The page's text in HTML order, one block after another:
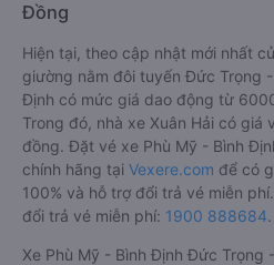
Đồng
Hiện tại, theo cập nhật mới nhất
giường nằm đôi tuyến Đức Trọng
Định có mức giá dao động từ
Trong đó, nhà xe Xuân Hải có
đồng. Đặt vé xe Phù Mỹ - Bình
chính hãng tại Vexere.com để có
100% và hỗ trợ đổi trả vé miễn
đổi trả vé miễn phí: 1900 888684.
Xe Phù Mỹ - Bình Định Đức Trọng